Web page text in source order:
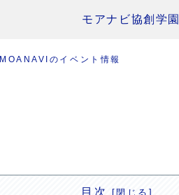
モアナビ協創学園
MOANAVIのイベント情報
目次